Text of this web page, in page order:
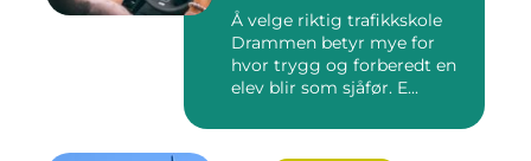
Å velge riktig trafikkskole
Drammen betyr mye for
hvor trygg og forberedt en
elev blir som sjåfør. E...